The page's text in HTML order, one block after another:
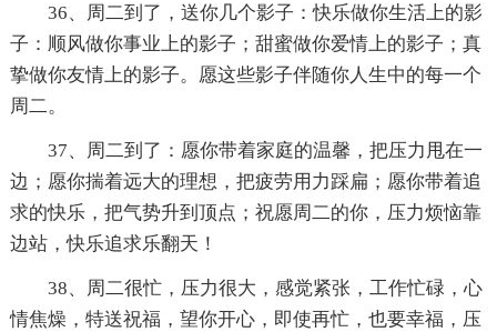
36、周二到了，送你几个影子：快乐做你生活上的影
子：顺风做你事业上的影子；甜蜜做你爱情上的影子；真
挚做你友情上的影子。愿这些影子伴随你人生中的每一个
周二。
37、周二到了：愿你带着家庭的温馨，把压力甩在一
边；愿你揣着远大的理想，把疲劳用力踩扁；愿你带着追
求的快乐，把气势升到顶点；祝愿周二的你，压力烦恼靠
边站，快乐追求乐翻天！
38、周二很忙，压力很大，感觉紧张，工作忙碌，心
情焦燥，特送祝福，望你开心，即使再忙，也要幸福，压